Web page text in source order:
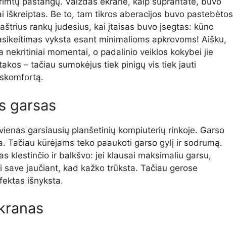
iškreiptas. Be to, tam tikros aberacijos buvo pastebėtos
rankų judesius, kai įtaisas buvo įsegtas: kūno
vyksta esant minimalioms apkrovoms! Aišku,
nekritiniai momentai, o padalinio veiklos kokybei jie
– tačiau sumokėjus tiek pinigų vis tiek jauti
garsas
garsiausių planšetinių kompiuterių rinkoje. Garso
Tačiau kūrėjams teko paaukoti garso gylį ir sodrumą.
klestinčio ir balkšvo: jei klausai maksimaliu garsu,
save jaučiant, kad kažko trūksta. Tačiau gerose
išnyksta.